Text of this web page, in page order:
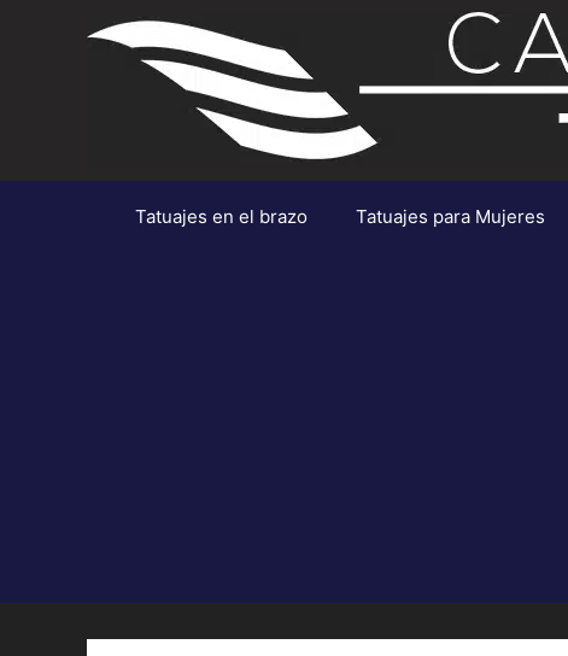
Tatuajes en el brazo Tatuajes para Mujeres